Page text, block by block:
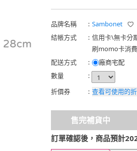
品牌名稱 : Sambonet
結帳方式
: 信用卡\無卡分
刷momo卡消
配送方式
:
廠商宅配
數量
:
折價券
: 查看可使用的
售完補貨中
訂單確認後，商品預計